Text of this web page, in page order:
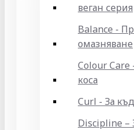
веган серия
Balance -
омазняване
Colour Care
коса
Curl - За
Discipline –